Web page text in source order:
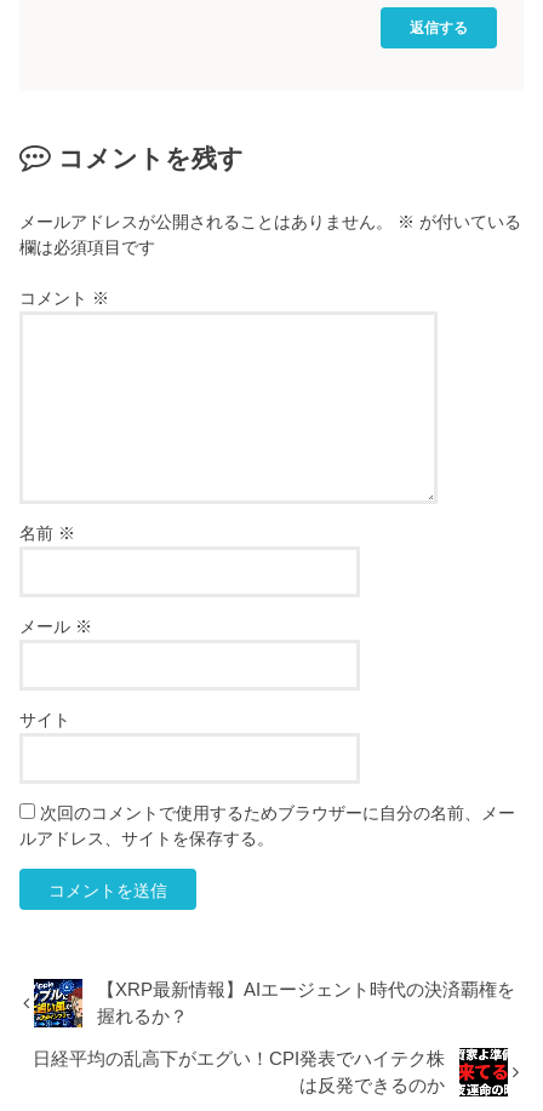
返信する
コメントを残す
メールアドレスが公開されることはありません。 ※ が付いている
欄は必須項目です
コメント ※
名前 ※
メール ※
サイト
次回のコメントで使用するためブラウザーに自分の名前、メー
ルアドレス、サイトを保存する。
【XRP最新情報】AIエージェント時代の決済覇権を
握れるか？
日経平均の乱高下がエグい！CPI発表でハイテク株
は反発できるのか